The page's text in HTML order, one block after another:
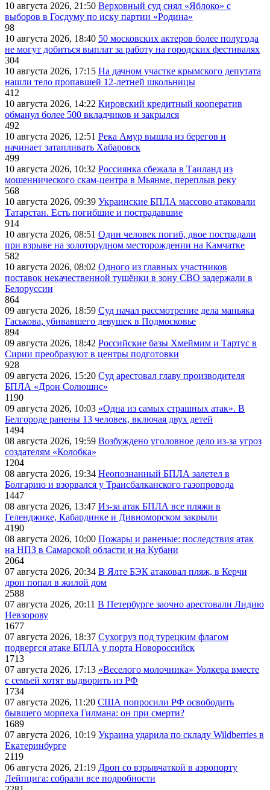
10 августа 2026, 21:50 Верховный суд снял «Яблоко» с
выборов в Госдуму по иску партии «Родина»
98
10 августа 2026, 18:40 50 московских актеров более полугода
не могут добиться выплат за работу на городских фестивалях
304
10 августа 2026, 17:15 На дачном участке крымского депутата
нашли тело пропавшей 12-летней школьницы
412
10 августа 2026, 14:22 Кировский кредитный кооператив
обманул более 500 вкладчиков и закрылся
492
10 августа 2026, 12:51 Река Амур вышла из берегов и
начинает затапливать Хабаровск
499
10 августа 2026, 10:32 Россиянка сбежала в Таиланд из
мошеннического скам-центра в Мьянме, переплыв реку
568
10 августа 2026, 09:39 Украинские БПЛА массово атаковали
Татарстан. Есть погибшие и пострадавшие
914
10 августа 2026, 08:51 Один человек погиб, двое пострадали
при взрыве на золоторудном месторождении на Камчатке
582
10 августа 2026, 08:02 Одного из главных участников
поставок некачественной тушёнки в зону СВО задержали в
Белоруссии
864
09 августа 2026, 18:59 Суд начал рассмотрение дела маньяка
Гаськова, убивавшего девушек в Подмосковье
894
09 августа 2026, 18:42 Российские базы Хмеймим и Тартус в
Сирии преобразуют в центры подготовки
928
09 августа 2026, 15:20 Суд арестовал главу производителя
БПЛА «Дрон Солюшнс»
1190
09 августа 2026, 10:03 «Одна из самых страшных атак». В
Белгороде ранены 13 человек, включая двух детей
1494
08 августа 2026, 19:59 Возбуждено уголовное дело из-за угроз
создателям «Колобка»
1204
08 августа 2026, 19:34 Неопознанный БПЛА залетел в
Болгарию и взорвался у Трансбалканского газопровода
1447
08 августа 2026, 13:47 Из-за атак БПЛА все пляжи в
Геленджике, Кабардинке и Дивноморском закрыли
4190
08 августа 2026, 10:00 Пожары и раненые: последствия атак
на НПЗ в Самарской области и на Кубани
2064
07 августа 2026, 20:34 В Ялте БЭК атаковал пляж, в Керчи
дрон попал в жилой дом
2588
07 августа 2026, 20:11 В Петербурге заочно арестовали Лидию
Невзорову
1677
07 августа 2026, 18:37 Сухогруз под турецким флагом
подвергся атаке БПЛА у порта Новороссийск
1713
07 августа 2026, 17:13 «Веселого молочника» Уолкера вместе
с семьей хотят выдворить из РФ
1734
07 августа 2026, 11:20 США попросили РФ освободить
бывшего морпеха Гилмана: он при смерти?
1689
07 августа 2026, 10:19 Украина ударила по складу Wildberries в
Екатеринбурге
2119
06 августа 2026, 21:19 Дрон со взрывчаткой в аэропорту
Лейпцига: собрали все подробности